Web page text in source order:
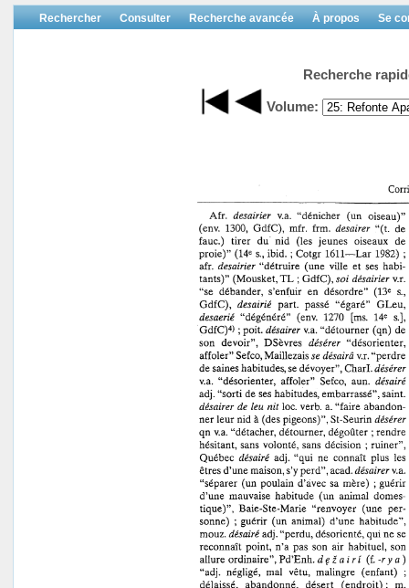
Rechercher Consulter Recherche avancée À propos Se
Recherche
Volume: